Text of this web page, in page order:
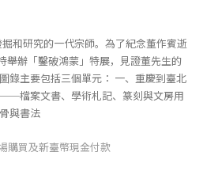
和研究的一代宗師。為了紀念董作賓逝
舉辦「鑿破鴻蒙」特展，見證董先生的
錄主要包括三個單元： 一、重慶到臺北
檔案文書、學術札記、篆刻與文房用
與書法
購買及新臺幣現金付款